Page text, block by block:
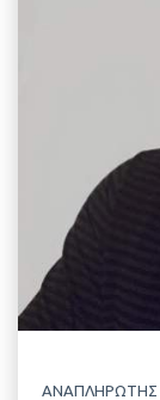
ΑΝΑΠΛΗΡΩΤΗΣ